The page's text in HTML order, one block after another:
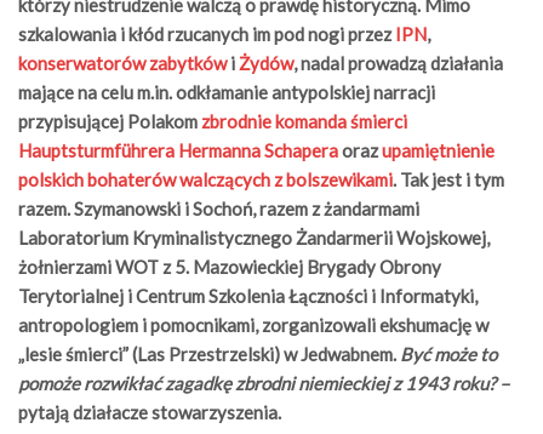
którzy niestrudzenie walczą o prawdę historyczną. Mimo
szkalowania i kłód rzucanych im pod nogi przezIPN,
konserwatorów zabytkówiŻydów, nadal prowadzą działania
mające na celu m.in. odkłamanie antypolskiej narracji
przypisującej Polakom zbrodnie komanda śmierci
Hauptsturmführera Hermanna Schaperaorazupamiętnienie
polskich bohaterów walczących z bolszewikami. Tak jest i tym
razem. Szymanowski i Sochoń, razem z żandarmami
Laboratorium Kryminalistycznego Żandarmerii Wojskowej,
żołnierzami WOT z 5. Mazowieckiej Brygady Obrony
Terytorialnej i Centrum Szkolenia Łączności i Informatyki,
antropologiem i pomocnikami, zorganizowali ekshumację w
„lesie śmierci” (Las Przestrzelski) w Jedwabnem. Być może to
pomoże rozwikłać zagadkę zbrodni niemieckiej z 1943 roku? –
pytają działacze stowarzyszenia.